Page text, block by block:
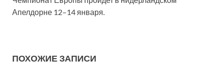
Апелдорне 12–14 января.
ПОХОЖИЕ ЗАПИСИ